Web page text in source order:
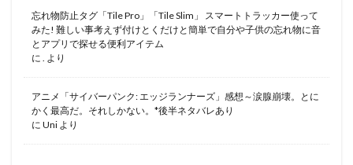
忘れ物防止タグ「Tile Pro」「Tile Slim」 スマートトラッカー使って
みた! 難しい事考えず付けとくだけと簡単で自分や子供の忘れ物に音
とアプリで探せる便利アイテム
に
より
アニメ「サイバーパンク: エッジランナーズ」感想～涙腺崩壊。とに
かく最高だ。それしかない。*後半ネタバレあり
に Uni より